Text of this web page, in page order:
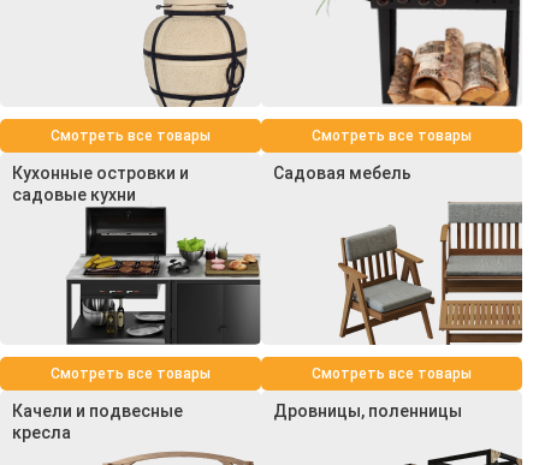
Смотреть все товары Смотреть все товары
Кухонные островки и
садовые кухни
Смотреть все товары
Садовая мебель
Смотреть все товары
Качели и подвесные
кресла
Дровницы, поленницы